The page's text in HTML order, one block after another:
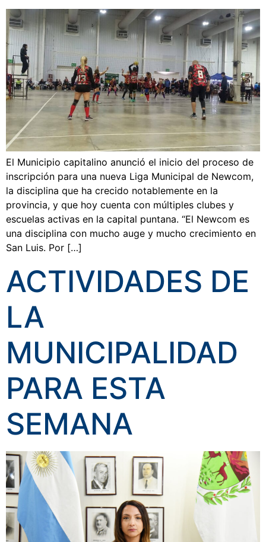
El Municipio capitalino anunció el inicio del proceso de
inscripción para una nueva Liga Municipal de Newcom,
la disciplina que ha crecido notablemente en la
provincia, y que hoy cuenta con múltiples clubes y
escuelas activas en la capital puntana. “El Newcom es
una disciplina con mucho auge y mucho crecimiento en
San Luis. Por […]
ACTIVIDADES DE
LA
MUNICIPALIDAD
PARA ESTA
SEMANA